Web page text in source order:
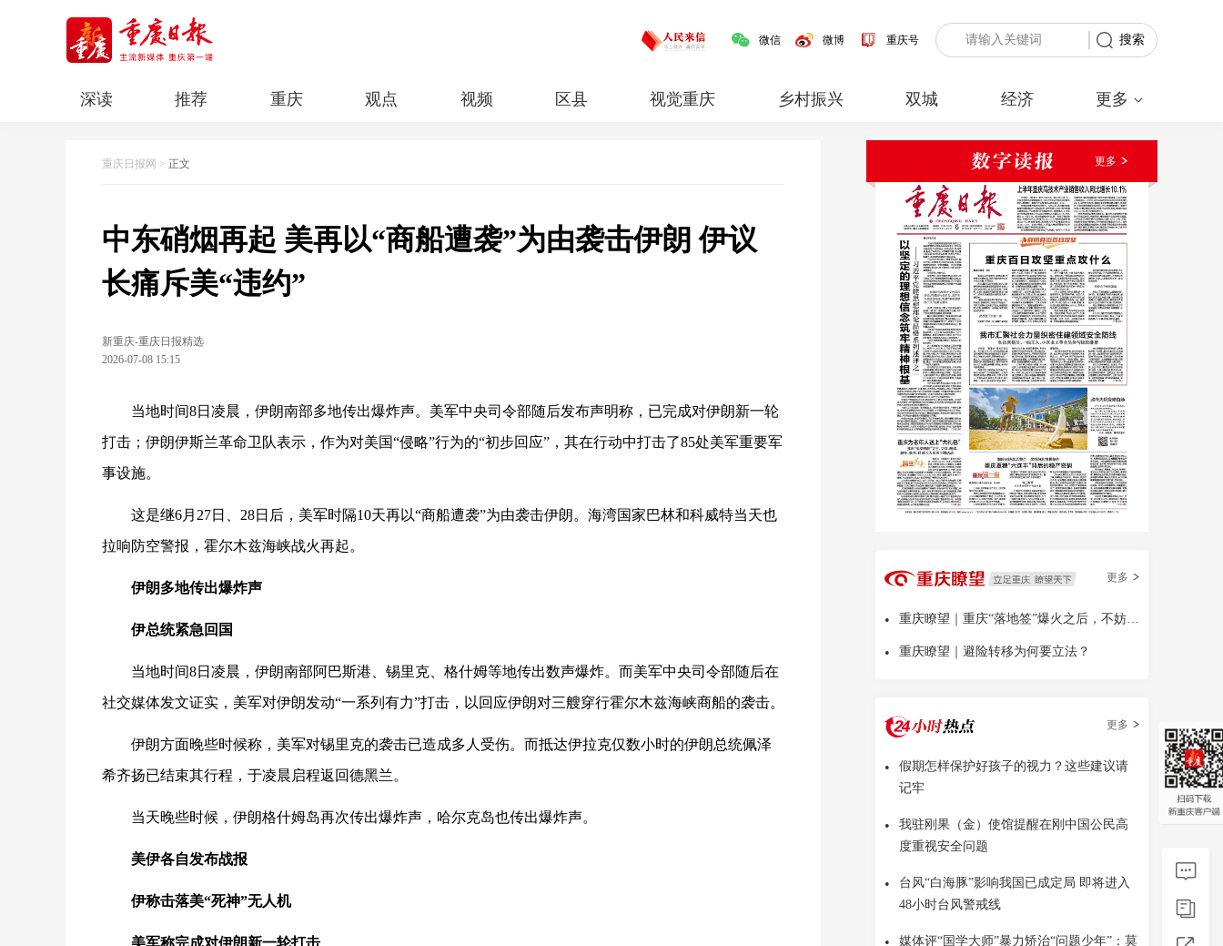
微信 微博 重庆号 搜索
深读 推荐 重庆 观点 视频 区县 视觉重庆 乡村振兴 双城 经济 更多
重庆日报网 > 正文
中东硝烟再起 美再以“商船遭袭”为由袭击伊朗 伊议
长痛斥美“违约”
新重庆-重庆日报精选
2026-07-08 15:15
当地时间8日凌晨，伊朗南部多地传出爆炸声。美军中央司令部随后发布声明称，已完成对伊朗新一轮
打击；伊朗伊斯兰革命卫队表示，作为对美国“侵略”行为的“初步回应”，其在行动中打击了85处美军重要军
事设施。
这是继6月27日、28日后，美军时隔10天再以“商船遭袭”为由袭击伊朗。海湾国家巴林和科威特当天也
拉响防空警报，霍尔木兹海峡战火再起。
伊朗多地传出爆炸声
伊总统紧急回国
当地时间8日凌晨，伊朗南部阿巴斯港、锡里克、格什姆等地传出数声爆炸。而美军中央司令部随后在
社交媒体发文证实，美军对伊朗发动“一系列有力”打击，以回应伊朗对三艘穿行霍尔木兹海峡商船的袭击。
伊朗方面晚些时候称，美军对锡里克的袭击已造成多人受伤。而抵达伊拉克仅数小时的伊朗总统佩泽
希齐扬已结束其行程，于凌晨启程返回德黑兰。
当天晚些时候，伊朗格什姆岛再次传出爆炸声，哈尔克岛也传出爆炸声。
美伊各自发布战报
伊称击落美“死神”无人机
美军称完成对伊朗新一轮打击
更多
更多
• 重庆瞭望｜重庆“落地签”爆火之后，不妨多问几句
• 重庆瞭望｜避险转移为何要立法？
更多
•
假期怎样保护好孩子的视力？这些建议请
记牢
•
我驻刚果（金）使馆提醒在刚中国公民高
度重视安全问题
•
台风“白海豚”影响我国已成定局 即将进入
48小时台风警戒线
•
媒体评“国学大师”暴力矫治“问题少年”：莫